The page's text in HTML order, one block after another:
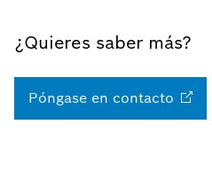
¿Quieres saber más?
Póngase en contacto